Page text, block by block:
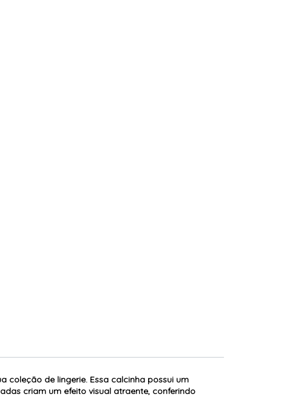
coleção de lingerie. Essa calcinha possui um
criam um efeito visual atraente, conferindo